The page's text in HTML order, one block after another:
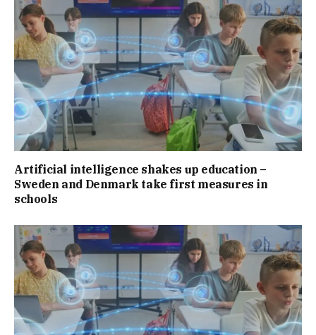
Artificial intelligence shakes up education –
Sweden and Denmark take first measures in
schools